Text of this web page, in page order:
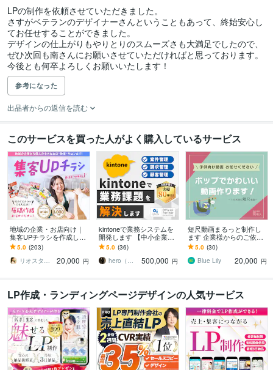
LPの制作を依頼させていただきました。
さすがベテランのデザイナーさんということもあって、終始安心し
てお任せすることができました。
デザインの仕上がりもやりとりのスムーズさも大満足でしたので、
ぜひ次回も南さんにお願いさせていただければと思っております。
今後とも何卒よろしくお願いいたします！
参考になった
出品者からの返信を読む
このサービスを買った人がよく購入しているサービス
地域の企業・お店向け｜
集客UPチラシを作成しま
す 地域の企業・お店・教
室・サロンの効果的な集
客はお任せください
5.0 (203)
リオスタジオ｜広島市の地域集客デザイナー
20,000 円
kintoneで業務システムを
開発します 【中小企業向
け】専用システムの構築
で社内DXをサポート
5.0 (36)
hero（ヒーロー）｜kintone
500,000 円
短尺動画まるっと制作し
ます 企業様からのご依頼
多数！おしゃれな動画制
作します！
5.0 (30)
Blue Lily
20,000 円
LP作成・ランディングページデザインの人気サービス